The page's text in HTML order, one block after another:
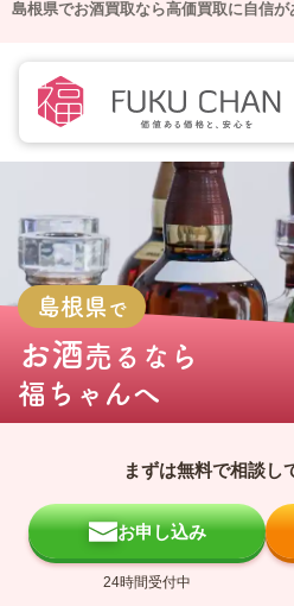
島根県でお酒買取なら高価買取に自信
島根県で
お酒売るなら
福ちゃんへ
まずは無料で相談し
お申し込み
24時間受付中